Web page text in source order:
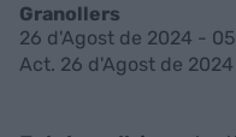
Granollers
26 d'Agost de 2024 -
Act. 26 d'Agost de 2024